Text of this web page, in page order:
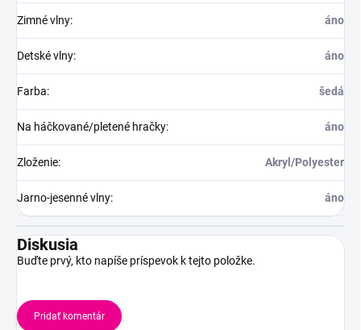
Zimné vlny: áno
Detské vlny: áno
Farba: šedá
Na háčkované/pletené hračky: áno
Zloženie: Akryl/Polyester
Jarno-jesenné vlny: áno
Diskusia
Buďte prvý, kto napíše príspevok k tejto položke.
Pridať komentár